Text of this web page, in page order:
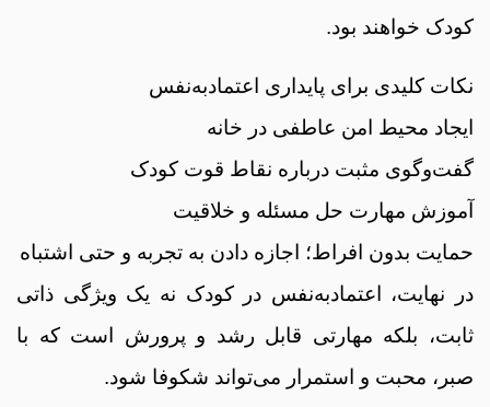
کودک خواهند بود.
نکات کلیدی برای پایداری اعتمادبه‌نفس
ایجاد محیط امن عاطفی در خانه
گفت‌وگوی مثبت درباره نقاط قوت کودک
آموزش مهارت حل مسئله و خلاقیت
حمایت بدون افراط؛ اجازه دادن به تجربه و حتی اشتباه
در نهایت، اعتمادبه‌نفس در کودک نه یک ویژگی ذاتی
ثابت، بلکه مهارتی قابل رشد و پرورش است که با
صبر، محبت و استمرار می‌تواند شکوفا شود.